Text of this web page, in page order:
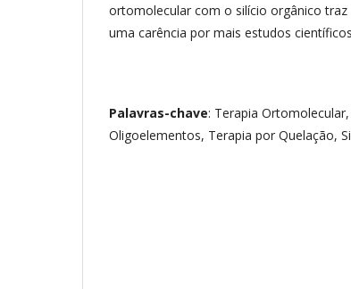
ortomolecular com o silício orgânico
uma carência por mais estudos
Palavras-chave: Terapia
Oligoelementos, Terapia por Quelação,